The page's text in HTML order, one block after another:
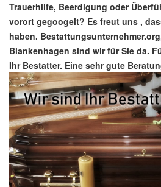
Trauerhilfe, Beerdigung oder
vorort gegoogelt? Es freut uns ,
haben.
Blankenhagen sind wir für Sie da.
Ihr Bestatter. Eine sehr gute